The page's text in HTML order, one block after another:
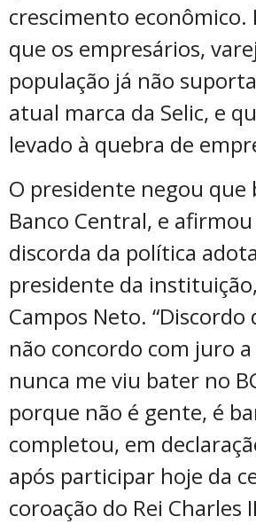
crescimento econômico.
que os empresários,
população já não
atual marca da Selic, e
levado à quebra de
O presidente negou que
Banco Central, e
discorda da política
presidente da
Campos Neto. “Discordo
não concordo com juro a
nunca me viu bater no
porque não é gente, é
completou, em
após participar hoje da
coroação do Rei Charles